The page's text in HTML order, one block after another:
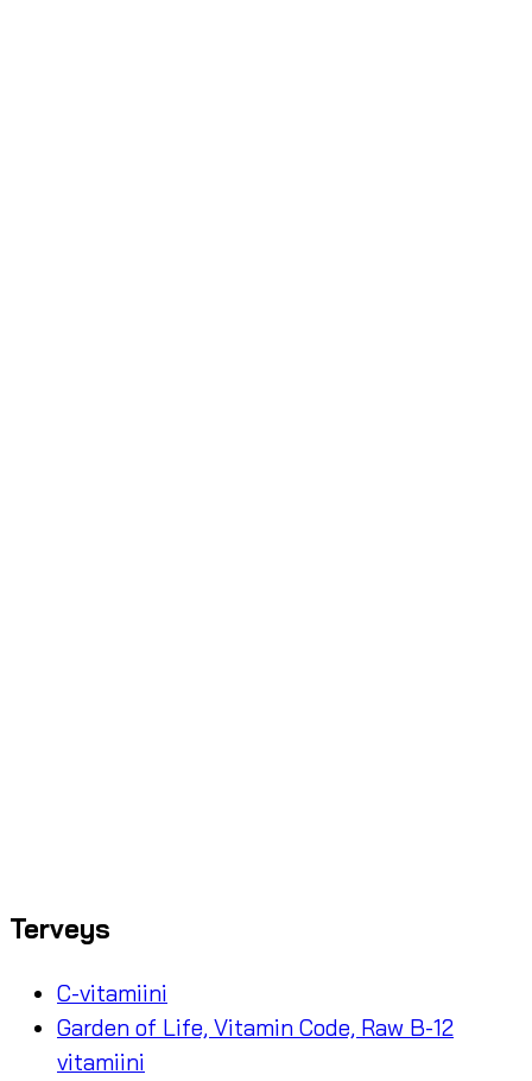
Terveys
C-vitamiini
Garden of Life, Vitamin Code, Raw B-12
vitamiini